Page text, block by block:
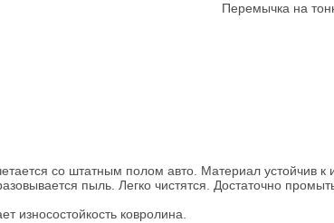
Перемычка на
со штатным полом авто. Материал устойчив к
пыль. Легко чистятся. Достаточно
износостойкость ковролина.